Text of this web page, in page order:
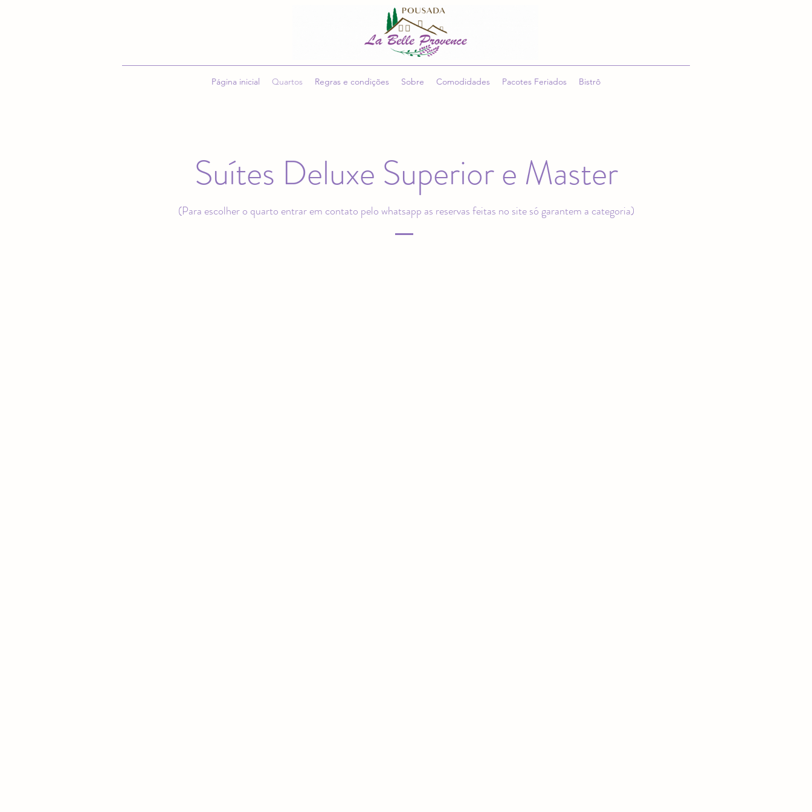
Página inicial Quartos Regras e condições Sobre Comodidades Pacotes Feriados Bistrô
Suítes Deluxe Superior e Master
(Para escolher o quarto entrar em contato pelo whatsapp as reservas feitas no site só garantem a categoria)